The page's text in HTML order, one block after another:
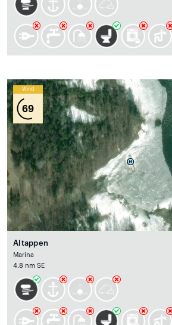
Wind
69
Altappen
Marina
4.8 nm SE